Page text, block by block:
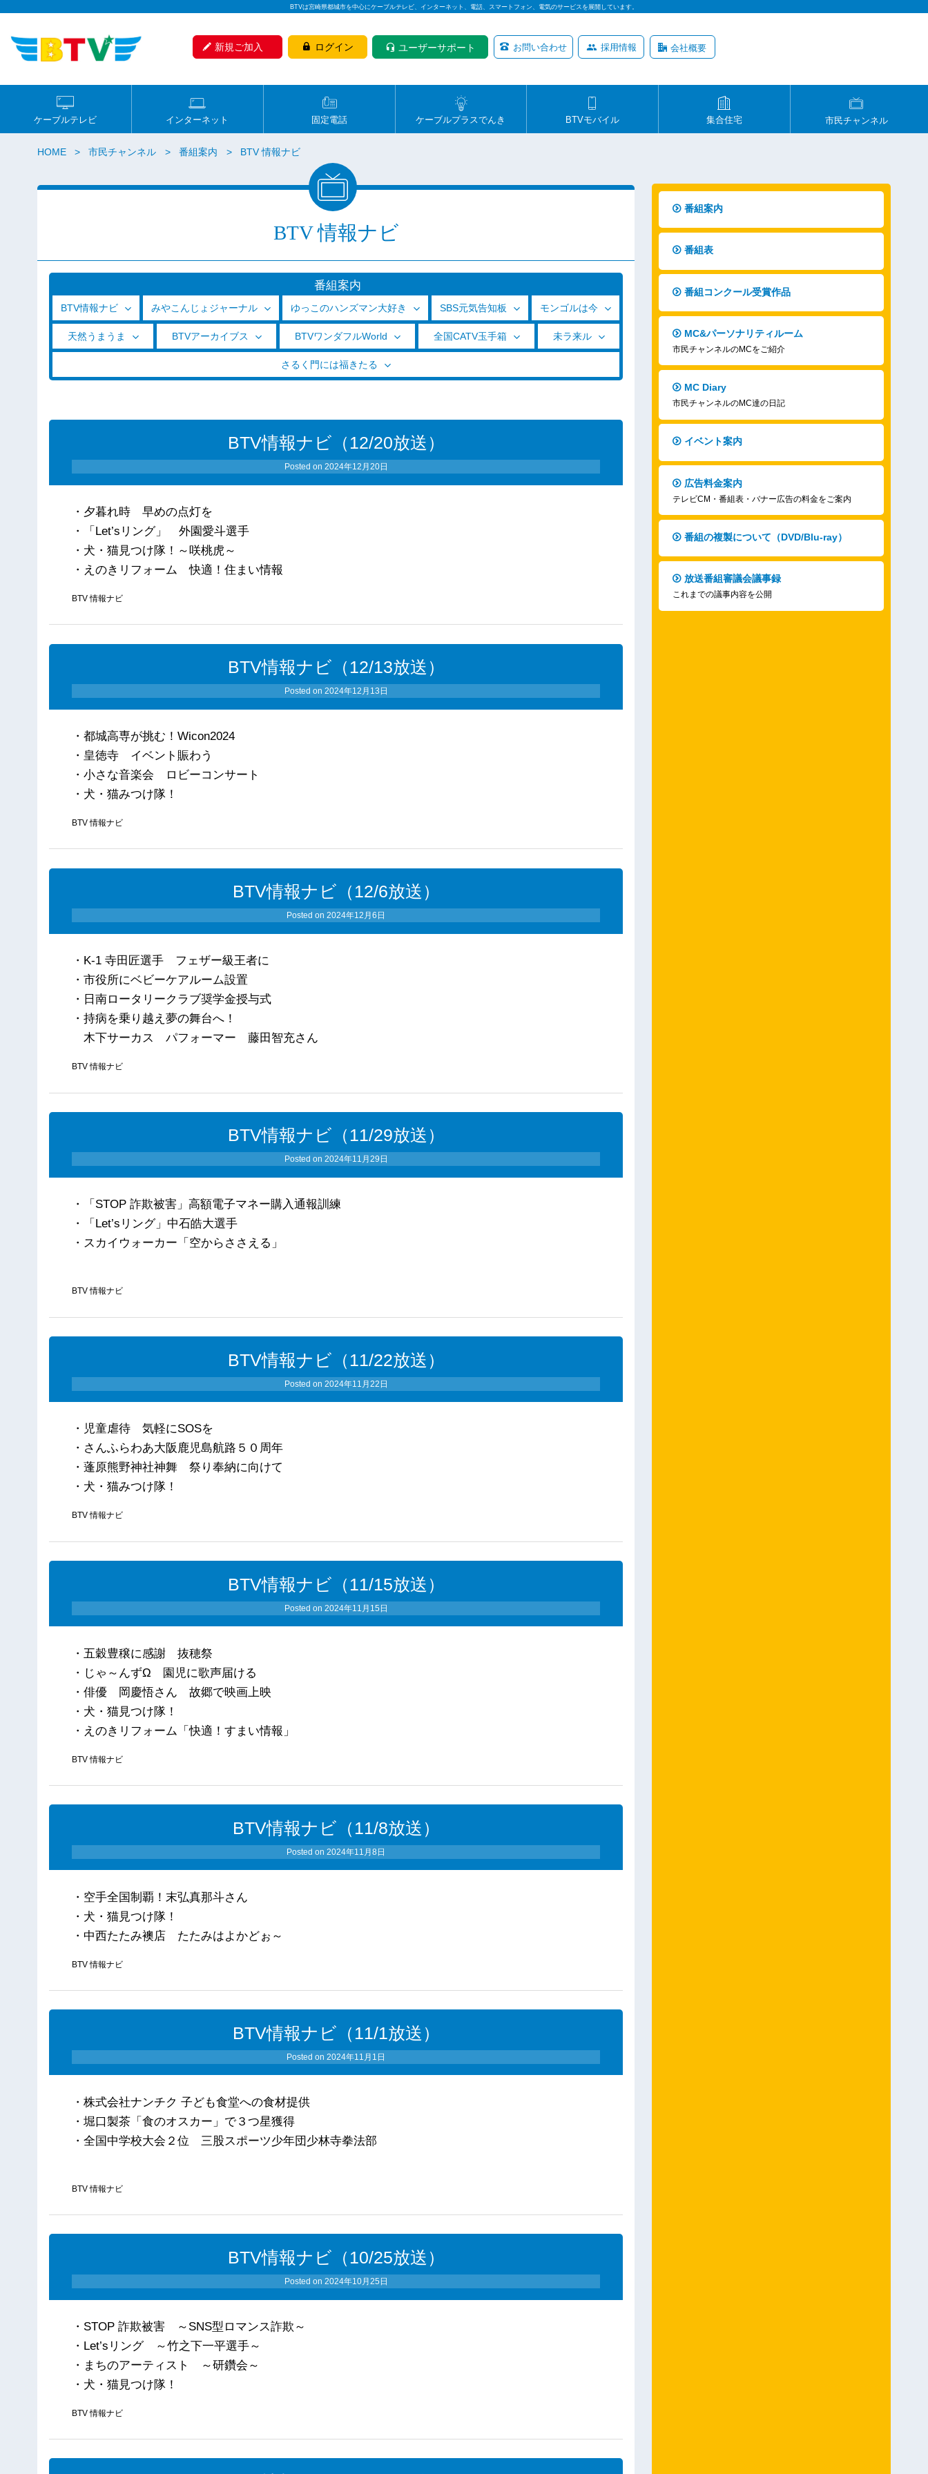
BTVは宮崎県都城市を中心にケーブルテレビ、インターネット、電話、スマートフォン、電気のサービスを展開しています。
新規ご加入 ログイン ユーザーサポート お問い合わせ 採用情報 会社概要
ケーブルテレビ インターネット 固定電話 ケーブルプラスでんき BTVモバイル 集合住宅 市民チャンネル
HOME 市民チャンネル 番組案内 BTV 情報ナビ
BTV 情報ナビ
番組案内
BTV情報ナビ みやこんじょジャーナル ゆっこのハンズマン大好き SBS元気告知板 モンゴルは今
天然うまうま BTVアーカイブス BTVワンダフルWorld 全国CATV玉手箱 未ラ来ル
さるく門には福きたる
BTV情報ナビ（12/20放送）
Posted on 2024年12月20日
・夕暮れ時 早めの点灯を
・「Let’sリング」 外園愛斗選手
・犬・猫見つけ隊！～咲桃虎～
・えのきリフォーム 快適！住まい情報
BTV 情報ナビ
BTV情報ナビ（12/13放送）
Posted on 2024年12月13日
・都城高専が挑む！Wicon2024
・皇徳寺 イベント賑わう
・小さな音楽会 ロビーコンサート
・犬・猫みつけ隊！
BTV 情報ナビ
BTV情報ナビ（12/6放送）
Posted on2024年12月6日
・K-1 寺田匠選手 フェザー級王者に
・市役所にベビーケアルーム設置
・日南ロータリークラブ奨学金授与式
・持病を乗り越え夢の舞台へ！
木下サーカス パフォーマー 藤田智充さん
BTV 情報ナビ
BTV情報ナビ（11/29放送）
Posted on 2024年11月29日
・「STOP 詐欺被害」高額電子マネー購入通報訓練
・「Let’sリング」中石皓大選手
・スカイウォーカー「空からささえる」
BTV 情報ナビ
BTV情報ナビ（11/22放送）
Posted on 2024年11月22日
・児童虐待 気軽にSOSを
・さんふらわあ大阪鹿児島航路５０周年
・蓬原熊野神社神舞 祭り奉納に向けて
・犬・猫みつけ隊！
BTV 情報ナビ
BTV情報ナビ（11/15放送）
Posted on 2024年11月15日
・五穀豊穣に感謝 抜穂祭
・じゃ～んずΩ 園児に歌声届ける
・俳優 岡慶悟さん 故郷で映画上映
・犬・猫見つけ隊！
・えのきリフォーム「快適！すまい情報」
BTV 情報ナビ
BTV情報ナビ（11/8放送）
Posted on2024年11月8日
・空手全国制覇！末弘真那斗さん
・犬・猫見つけ隊！
・中西たたみ襖店 たたみはよかどぉ～
BTV 情報ナビ
BTV情報ナビ（11/1放送）
Posted on2024年11月1日
・株式会社ナンチク 子ども食堂への食材提供
・堀口製茶「食のオスカー」で３つ星獲得
・全国中学校大会２位 三股スポーツ少年団少林寺拳法部
BTV 情報ナビ
BTV情報ナビ（10/25放送）
Posted on 2024年10月25日
・STOP 詐欺被害 ～SNS型ロマンス詐欺～
・Let’sリング ～竹之下一平選手～
・まちのアーティスト ～研鑽会～
・犬・猫見つけ隊！
BTV 情報ナビ
番組案内
番組表
番組コンクール受賞作品
MC&パーソナリティルーム
市民チャンネルのMCをご紹介
MC Diary
市民チャンネルのMC達の日記
イベント案内
広告料金案内
テレビCM・番組表・バナー広告の料金をご案内
番組の複製について（DVD/Blu-ray）
放送番組審議会議事録
これまでの議事内容を公開